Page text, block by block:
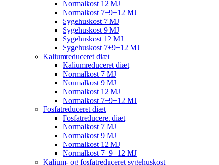
Normalkost 12 MJ
Normalkost 7+9+12 MJ
Sygehuskost 7 MJ
Sygehuskost 9 MJ
Sygehuskost 12 MJ
Sygehuskost 7+9+12 MJ
Kaliumreduceret diæt
Kaliumreduceret diæt
Normalkost 7 MJ
Normalkost 9 MJ
Normalkost 12 MJ
Normalkost 7+9+12 MJ
Fosfatreduceret diæt
Fosfatreduceret diæt
Normalkost 7 MJ
Normalkost 9 MJ
Normalkost 12 MJ
Normalkost 7+9+12 MJ
Kalium- og fosfatreduceret sygehuskost